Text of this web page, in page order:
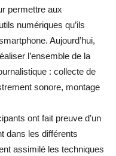
permettre aux
numériques qu’ils
Aujourd’hui,
l’ensemble de la
: collecte de
sonore, montage
ont fait preuve d’un
dans les différents
assimilé les techniques